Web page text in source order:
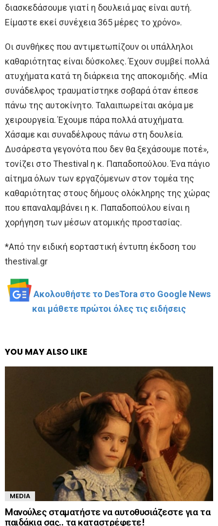
διασκεδάσουμε γιατί η δουλειά μας είναι αυτή.
Είμαστε εκεί συνέχεια 365 μέρες το χρόνο».
Οι συνθήκες που αντιμετωπίζουν οι υπάλληλοι
καθαριότητας είναι δύσκολες. Έχουν συμβεί πολλά
ατυχήματα κατά τη διάρκεια της αποκομιδής. «Μία
συνάδελφος τραυματίστηκε σοβαρά όταν έπεσε
πάνω της αυτοκίνητο. Ταλαιπωρείται ακόμα με
χειρουργεία. Έχουμε πάρα πολλά ατυχήματα.
Χάσαμε και συναδέλφους πάνω στη δουλεία.
Δυσάρεστα γεγονότα που δεν θα ξεχάσουμε ποτέ»,
τονίζει στο Thestival η κ. Παπαδοπούλου. Ένα πάγιο
αίτημα όλων των εργαζόμενων στον τομέα της
καθαριότητας στους δήμους ολόκληρης της χώρας
που επαναλαμβάνει η κ. Παπαδοπούλου είναι η
χορήγηση των μέσων ατομικής προστασίας.
*Από την ειδική εορταστική έντυπη έκδοση του
thestival.gr
Ακολουθήστε το DesTora στο Google News
και μάθετε πρώτοι όλες τις ειδήσεις
YOU MAY ALSO LIKE
MEDIA
Mανούλες σταματήστε να αυτοθυσιάζεστε για τα
παιδάκια σας.. τα καταστρέφετε!